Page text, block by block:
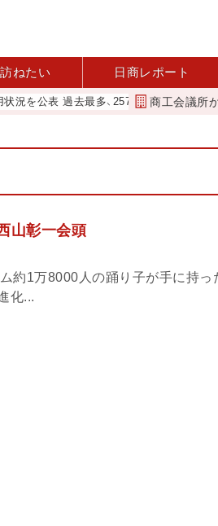
ねたい 日商レポート
公表 過去最多、257万人に 厚労省 「
商工会議所
山彰一会頭
約1万8000人の踊り子が手に持っ
化...